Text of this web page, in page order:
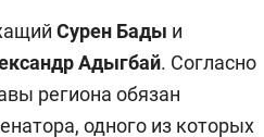
Сурен Бады и
Адыгбай. Согласно
региона обязан
одного из которых